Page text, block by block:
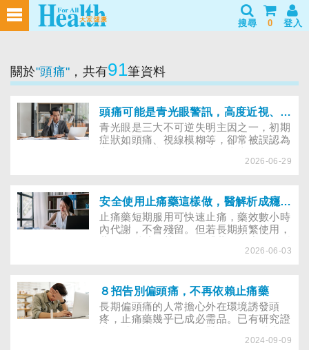
搜尋 0 登入
關於"頭痛" ，共有91筆資料
頭痛可能是青光眼警訊，高度近視、三高族群需留意
青光眼是三大不可逆失明主因之一，初期
症狀如頭痛、視線模糊等，卻常被誤認為
齡皆可能發生，三高、高度遠視與年輕人
2026-06-29
安全使用止痛藥這樣做，醫解析成癮風險與就醫時機
止痛藥短期服用可快速止痛，藥效數小時
內代謝，不會殘留。但若長期頻繁使用，
頭痛」。成癮風險與服藥天數有關，若疼
2026-06-03
８招告別偏頭痛，不再依賴止痛藥
長期偏頭痛的人常擔心外在環境誘發頭
疼，止痛藥幾乎已成必需品。已有研究證
痛發生頻率與降低頭痛程度。8招試著執
2024-09-09